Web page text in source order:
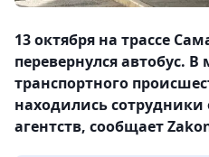
13 октября на трассе
перевернулся автобус.
транспортного
находились
агентств, сообщает